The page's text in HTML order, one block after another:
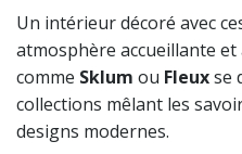
Un intérieur décoré avec
atmosphère accueillante
comme Sklum ou Fleuxse
collections mêlant les
designs modernes.